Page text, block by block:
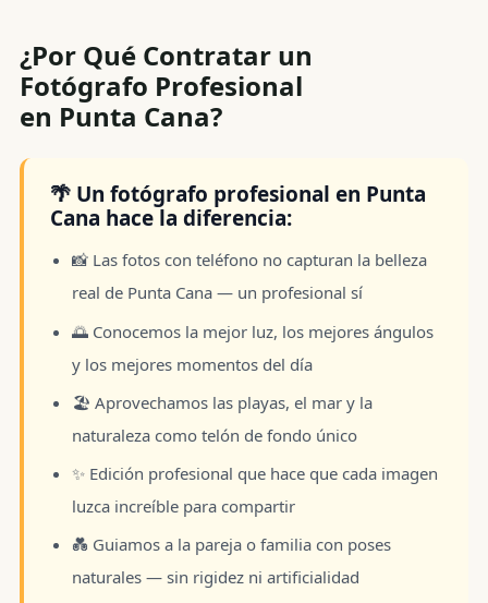
¿Por Qué Contratar un
Fotógrafo Profesional
en Punta Cana?
🌴 Un fotógrafo profesional en Punta
Cana hace la diferencia:
📸 Las fotos con teléfono no capturan la belleza
real de Punta Cana — un profesional sí
🌅 Conocemos la mejor luz, los mejores ángulos
y los mejores momentos del día
🏖️ Aprovechamos las playas, el mar y la
naturaleza como telón de fondo único
✨ Edición profesional que hace que cada imagen
luzca increíble para compartir
💑 Guiamos a la pareja o familia con poses
naturales — sin rigidez ni artificialidad